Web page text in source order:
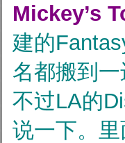
Mickey’s
建的
名都搬到
不过LA的
说一下。